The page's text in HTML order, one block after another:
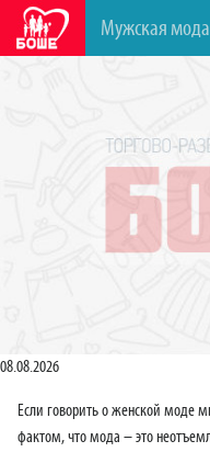
Мужская
08.08.2026
Если говорить о женской моде
фактом, что мода – это